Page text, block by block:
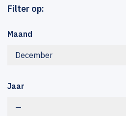
Filter op:
Maand
December
Jaar
—